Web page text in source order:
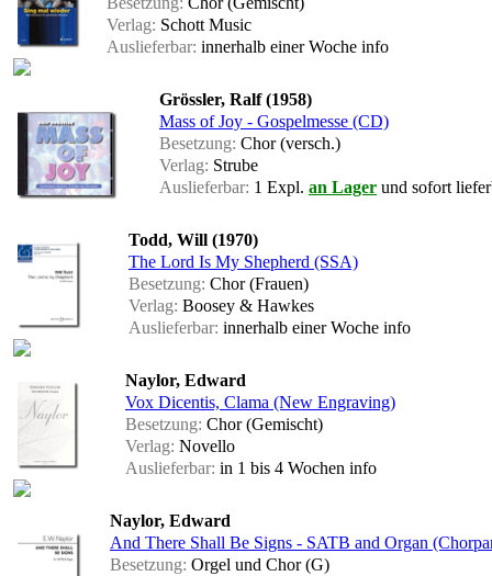
Verlag: Schott Music
Auslieferbar: innerhalb einer Woche info
Grössler, Ralf (1958)
Mass of Joy - Gospelmesse (CD)
Besetzung: Chor (versch.)
Verlag: Strube
Auslieferbar: 1 Expl. an Lager und sofort
Todd, Will (1970)
The Lord Is My Shepherd (SSA)
Besetzung: Chor (Frauen)
Verlag: Boosey & Hawkes
Auslieferbar: innerhalb einer Woche info
Naylor, Edward
Vox Dicentis, Clama (New Engraving)
Besetzung: Chor (Gemischt)
Verlag: Novello
Auslieferbar: in 1 bis 4 Wochen info
Naylor, Edward
And There Shall Be Signs - SATB and Organ
Besetzung: Orgel und Chor (G)